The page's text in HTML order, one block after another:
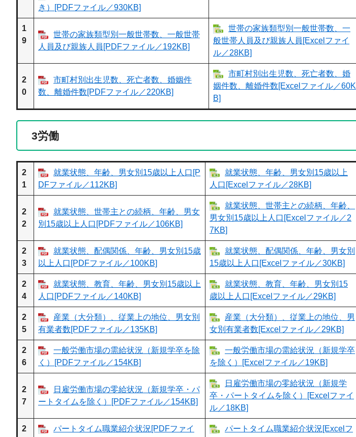
き）[PDFファイル／930KB]
1
9
世帯の家族類型別一般世帯数、一般世帯
人員及び親族人員[PDFファイル／192KB]
世帯の家族類型別一般世帯数、一
般世帯人員及び親族人員[Excelファイ
ル／28KB]
2
0
市町村別出生児数、死亡者数、婚姻件
数、離婚件数[PDFファイル／220KB]
市町村別出生児数、死亡者数、婚
姻件数、離婚件数[Excelファイル／60K
B]
3労働
2
1
就業状態、年齢、男女別15歳以上人口[P
DFファイル／112KB]
就業状態、年齢、男女別15歳以上
人口[Excelファイル／28KB]
2
2
就業状態、世帯主との続柄、年齢、男女
別15歳以上人口[PDFファイル／106KB]
就業状態、世帯主との続柄、年齢、
男女別15歳以上人口[Excelファイル／2
7KB]
2
3
就業状態、配偶関係、年齢、男女別15歳
以上人口[PDFファイル／100KB]
就業状態、配偶関係、年齢、男女別
15歳以上人口[Excelファイル／30KB]
2
4
就業状態、教育、年齢、男女別15歳以上
人口[PDFファイル／140KB]
就業状態、教育、年齢、男女別15
歳以上人口[Excelファイル／29KB]
2
5
産業（大分類）、従業上の地位、男女別
有業者数[PDFファイル／135KB]
産業（大分類）、従業上の地位、男
女別有業者数[Excelファイル／29KB]
2
6
一般労働市場の需給状況（新規学卒を除
く）[PDFファイル／154KB]
一般労働市場の需給状況（新規学卒
を除く）[Excelファイル／19KB]
2
7
日雇労働市場の零給状況（新規学卒・パ
ートタイムを除く）[PDFファイル／154KB]
日雇労働市場の零給状況（新規学
卒・パートタイムを除く）[Excelファイ
ル／18KB]
2
パートタイム職業紹介状況[PDFファイ
パートタイム職業紹介状況[Excelフ